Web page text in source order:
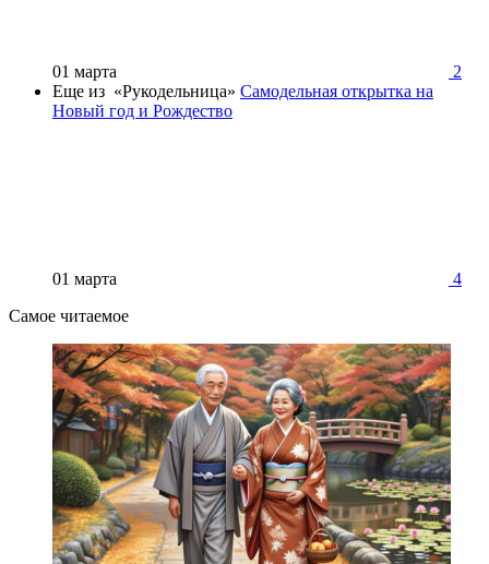
01 марта
2
Еще из «Рукодельница» Самодельная открытка на
Новый год и Рождество
01 марта
4
Самое читаемое